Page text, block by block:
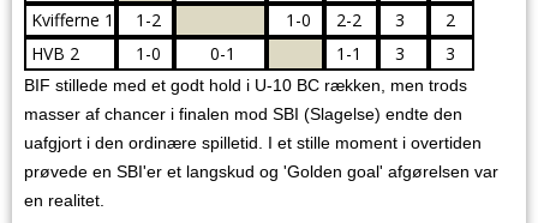
Kvifferne 1
1-2 1-0 2-2 3
2
HVB 2
1-0 0-1 1-1 3 3
BIF stillede med et godt hold i U-10 BC rækken, men trods
masser af chancer i finalen mod SBI (Slagelse) endte den
uafgjort i den ordinære spilletid. I et stille moment i overtiden
prøvede en SBI'er et langskud og 'Golden goal' afgørelsen var
en realitet.